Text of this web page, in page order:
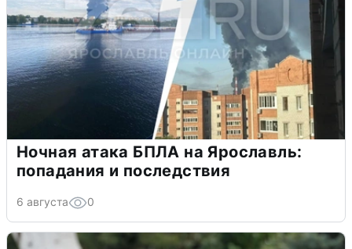
Ночная атака БПЛА на Ярославль:
попадания и последствия
6 августа 0